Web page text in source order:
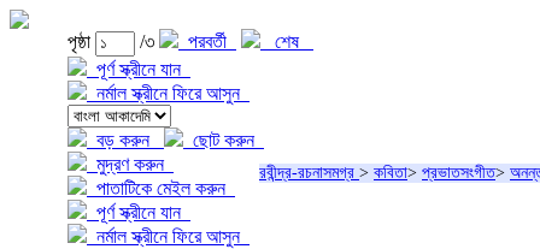
পৃষ্ঠা /৩ পরবর্তী
শেষ
পূর্ণ স্ক্রীনে যান
নর্মাল স্ক্রীনে ফিরে আসুন
বড় করুন
ছোট করুন
মুদ্রণ করুন
পাতাটিকে মেইল করুন
পূর্ণ স্ক্রীনে যান
নর্মাল স্ক্রীনে ফিরে আসুন
রবীন্দ্র-রচনাসমগ্র > কবিতা> প্রভাতসংগীত>